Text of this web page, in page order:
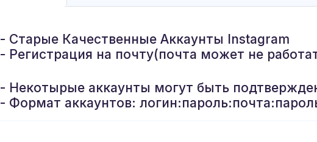
- Старые Качественные Аккаунты Instagram
- Регистрация на почту(почта может не
- Некотырые аккаунты могут быть
- Формат аккаунтов: